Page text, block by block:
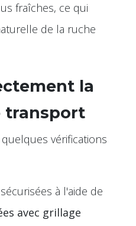
fraîches, ce qui
de la ruche
la
transport
vérifications
à l'aide de
avec grillage